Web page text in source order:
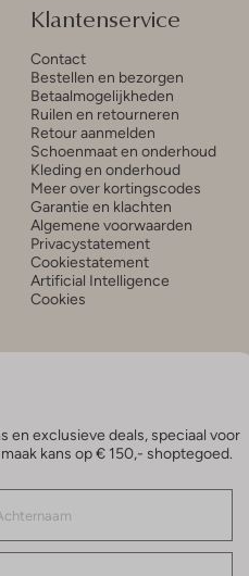
Klantenservice
Contact
Bestellen en bezorgen
Betaalmogelijkheden
Ruilen en retourneren
Retour aanmelden
Schoenmaat en onderhoud
Kleding en onderhoud
Meer over kortingscodes
Garantie en klachten
Algemene voorwaarden
Privacystatement
Cookiestatement
Artificial Intelligence
Cookies
en exclusieve deals, speciaal voor
kans op € 150,- shoptegoed.